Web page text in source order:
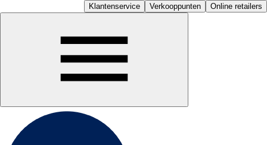
Klantenservice Verkooppunten Online retailers